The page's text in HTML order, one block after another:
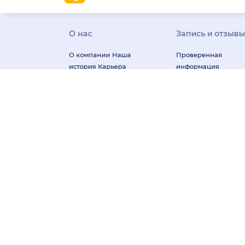
О нас
О компании Наша
история Карьера
Запись и отзывы
Проверенная
информация